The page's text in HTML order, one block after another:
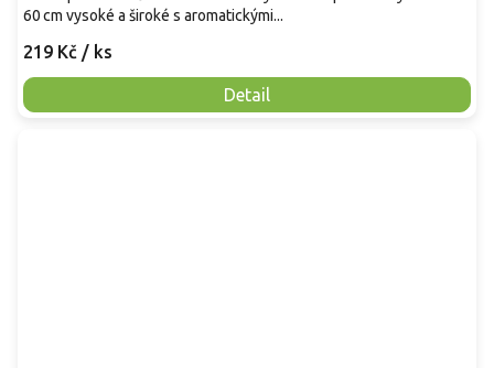
219 Kč / ks
Detail
60 cm vysoké a široké s aromatickými...